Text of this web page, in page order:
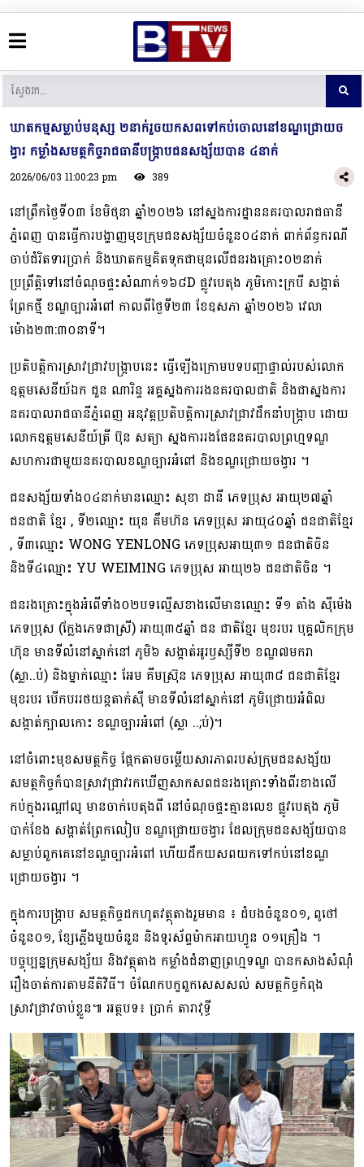
ឃាតកម្មសម្លាប់មនុស្ស ២នាក់រួចយកសពទៅកប់ចោលនៅខណ្ឌជ្រោយច
ង្វារ កម្លាំងសមត្ថកិច្ចរាជធានីបង្ក្រាបជនសង្ស័យបាន ៤នាក់
2026/06/03 11:00:23 pm 389
នៅព្រឹកថ្ងៃទី០៣ ខែមិថុនា ឆ្នាំ២០២៦ នៅស្នងការដ្ឋាននគរបាលរាជធានី
ភ្នំពេញ បានធ្វើការបង្ហាញមុខក្រុមជនសង្ស័យចំនួន០៤នាក់ ពាក់ព័ន្ធករណី
ចាប់ជំរិតទារប្រាក់ និងឃាតកម្មគិតទុកជាមុនលើជនរងគ្រោះ០២នាក់
ប្រព្រឹត្តិទៅនៅចំណុចផ្ទះសំណាក់១៦៨D ផ្លូវបេតុង ភូមិកោះក្របី សង្កាត់
ព្រែកថ្មី ខណ្ឌច្បារអំពៅ កាលពីថ្ងៃទី២៣ ខែឧសភា ឆ្នាំ២០២៦ វេលា
ម៉ោង២៣:៣០នាទី។
ប្រតិបត្តិការស្រាវជ្រាវបង្ក្រាបនេះ ធ្វើឡើងក្រោមបទបញ្ជាផ្ទាល់របស់លោក
ឧត្តមសេនីយ៍ឯក ជួន ណារិន្ទ អគ្គស្នងការរងនគរបាលជាតិ និងជាស្នងការ
នគរបាលរាជធានីភ្នំពេញ អនុវត្តប្រតិបត្តិការស្រាវជ្រាវដឹកនាំបង្ក្រាប ដោយ
លោកឧត្តមសេនីយ៍ត្រី ប៊ុន សត្យា ស្នងការរងផែននគរបាលព្រហ្មទណ្ឌ
សហការជាមួយនគរបាលខណ្ឌច្បារអំពៅ និងខណ្ឌជ្រោយចង្វារ ។
ជនសង្ស័យទាំង០៤នាក់មានឈ្មោះ សុខា ដានី ភេទប្រុស អាយុ២៧ឆ្នាំ
ជនជាតិ ខ្មែរ , ទី២ឈ្មោះ យុន គឹមហ៊ន ភេទប្រុស អាយុ៤០ឆ្នាំ ជនជាតិខ្មែរ
, ទី៣ឈ្មោះ WONG YENLONG ភេទប្រុសអាយុ៣១ ជនជាតិចិន
និងទី៤ឈ្មោះ YU WEIMING ភេទប្រុស អាយុ២៦ ជនជាតិចិន ។
ជនរងគ្រោះក្នុងអំពើទាំង០២បទល្មើសខាងលើមានឈ្មោះ ទី១ តាំង ស៊ីម៉េង
ភេទប្រុស (ក្លែងភេទជាស្រី) អាយុ៣៥ឆ្នាំ ជន ជាតិខ្មែរ មុខរបរ បុគ្គលិកក្រុម
ហ៊ុន មានទីលំនៅស្នាក់នៅ ភូមិ៦ សង្កាត់អូរឫស្សីទី២ ខណ្ឌ៧មករា
(ស្លា..ប់) និងម្នាក់ឈ្មោះ អែម គីមស៊្រុន ភេទប្រុស អាយុ៣៨ ជនជាតិខ្មែរ
មុខរបរ បើកបររថយន្តតាក់ស៊ី មានទីលំនៅស្នាក់នៅ ភូមិជ្រោយអំពិល
សង្កាត់ក្បាលកោះ ខណ្ឌច្បារអំពៅ (ស្លា ..;ប់)។
នៅចំពោះមុខសមត្ថកិច្ច ផ្អែកតាមចម្លើយសារភាពរបស់ក្រុមជនសង្ស័យ
សមត្ថកិច្ចក៏បានស្រាវជ្រាវរកឃើញសាកសពជនរងគ្រោះទាំងពីរខាងលើ
កប់ក្នុងរណ្តៅលូ មានចាក់បេតុងពី នៅចំណុចផ្ទះគ្មានលេខ ផ្លូវបេតុង ភូមិ
បាក់ខែង សង្កាត់ព្រែកលៀប ខណ្ឌជ្រោយចង្វារ ដែលក្រុមជនសង្ស័យបាន
សម្លាប់ពួកគេនៅខណ្ឌច្បារអំពៅ ហើយដឹកយសពយកទៅកប់នៅខណ្ឌ
ជ្រោយចង្វារ ។
ក្នុងការបង្ក្រាប សមត្ថកិច្ចដកហូតវត្ថុតាងរួមមាន ៖ ដំបងចំនួន០១, ពូថៅ
ចំនួន០១, ខ្សែភ្លើងមួយចំនួន និងទូរស័ព្ទម៉ាកអាយហ្វូន ០១គ្រឿង ។
បច្ចុប្បន្នក្រុមសង្ស័យ និងវត្ថុតាង កម្លាំងជំនាញព្រហ្មទណ្ឌ បានកសាងសំណុំ
រឿងចាត់ការតាមនីតិវិធី។ ចំណែកបក្ខពួកសេសសល់ សមត្ថកិច្ចកំពុង
ស្រាវជ្រាវចាប់ខ្លួន៕ អត្ថបទ៖ ប្រាក់ តារាវុទ្ធី